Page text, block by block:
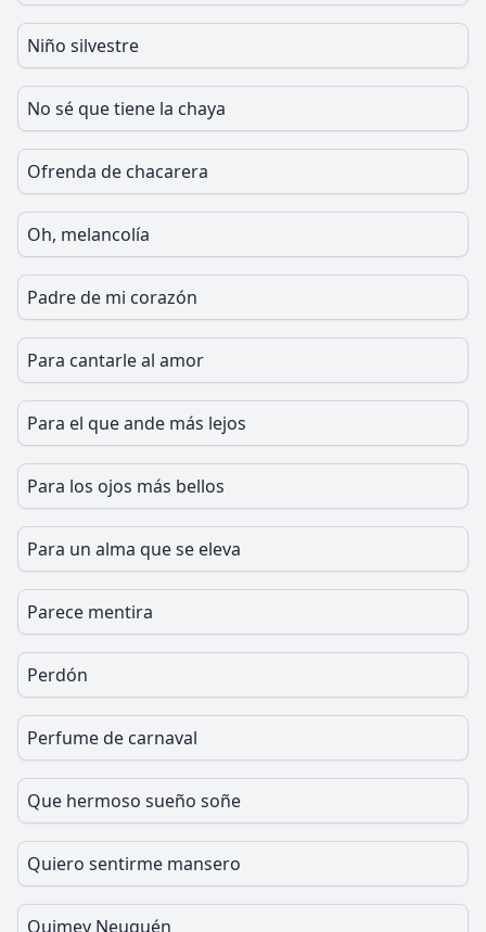
Niño silvestre
No sé que tiene la chaya
Ofrenda de chacarera
Oh, melancolía
Padre de mi corazón
Para cantarle al amor
Para el que ande más lejos
Para los ojos más bellos
Para un alma que se eleva
Parece mentira
Perdón
Perfume de carnaval
Que hermoso sueño soñe
Quiero sentirme mansero
Quimey Neuquén